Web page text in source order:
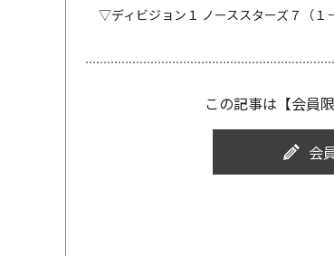
▽ディビジョン１ ノーススターズ７（
この記事は【会員
会